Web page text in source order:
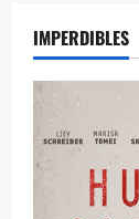
IMPERDIBLES